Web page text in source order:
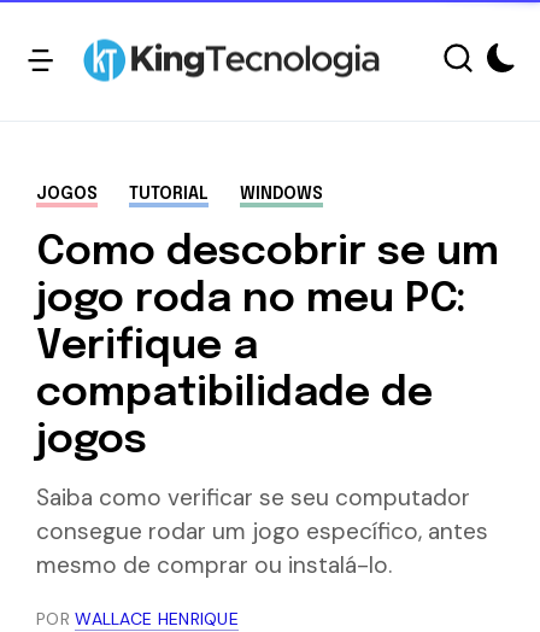
JOGOS TUTORIAL WINDOWS
Como descobrir se um
jogo roda no meu PC:
Verifique a
compatibilidade de
jogos
Saiba como verificar se seu computador
consegue rodar um jogo específico, antes
mesmo de comprar ou instalá-lo.
PORWALLACE HENRIQUE